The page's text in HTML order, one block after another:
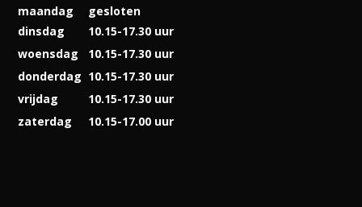
maandag
gesloten
dinsdag
10.15-17.30 uur
woensdag
10.15-17.30 uur
donderdag 10.15-17.30 uur
vrijdag
10.15-17.30 uur
zaterdag
10.15-17.00 uur